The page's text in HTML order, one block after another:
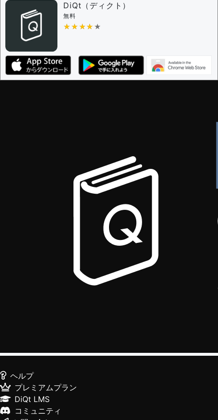
DiQt（ディクト）
無料
★★★★★
★★★★★
ヘルプ
プレミアムプラン
DiQt LMS
コミュニティ